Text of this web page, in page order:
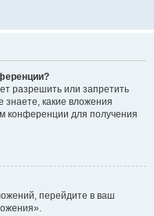
разрешить или запретить
какие вложения
конференции для получения
перейдите в ваш